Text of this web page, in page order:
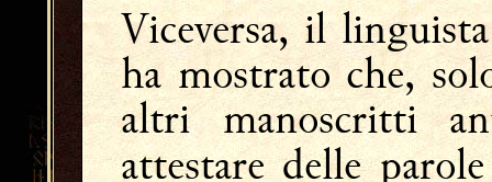
Viceversa, il
ha mostrato che,
altri manoscritti
attestare delle